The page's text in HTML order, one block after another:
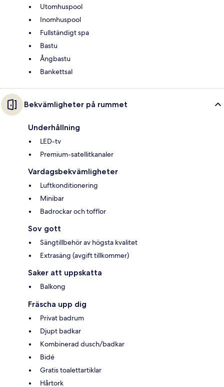
Utomhuspool
Inomhuspool
Fullständigt spa
Bastu
Ångbastu
Bankettsal
Bekvämligheter på rummet
Underhållning
LED-tv
Premium-satellitkanaler
Vardagsbekvämligheter
Luftkonditionering
Minibar
Badrockar och tofflor
Sov gott
Sängtillbehör av högsta kvalitet
Extrasäng (avgift tillkommer)
Saker att uppskatta
Balkong
Fräscha upp dig
Privat badrum
Djupt badkar
Kombinerad dusch/badkar
Bidé
Gratis toalettartiklar
Hårtork